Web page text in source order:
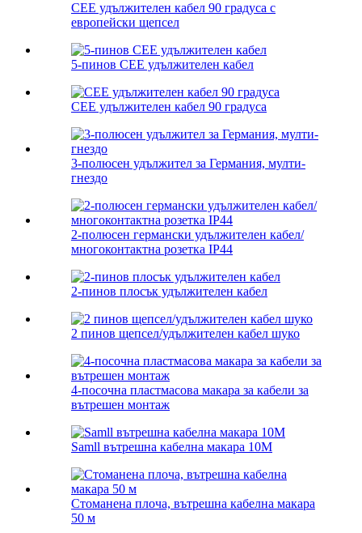
CEE удължителен кабел 90 градуса с
европейски щепсел
5-пинов CEE удължителен кабел
CEE удължителен кабел 90 градуса
3-полюсен удължител за Германия, мулти-
гнездо
2-полюсен германски удължителен кабел/
многоконтактна розетка IP44
2-пинов плосък удължителен кабел
2 пинов щепсел/удължителен кабел шуко
4-посочна пластмасова макара за кабели за
вътрешен монтаж
Samll вътрешна кабелна макара 10M
Стоманена плоча, вътрешна кабелна макара
50 м